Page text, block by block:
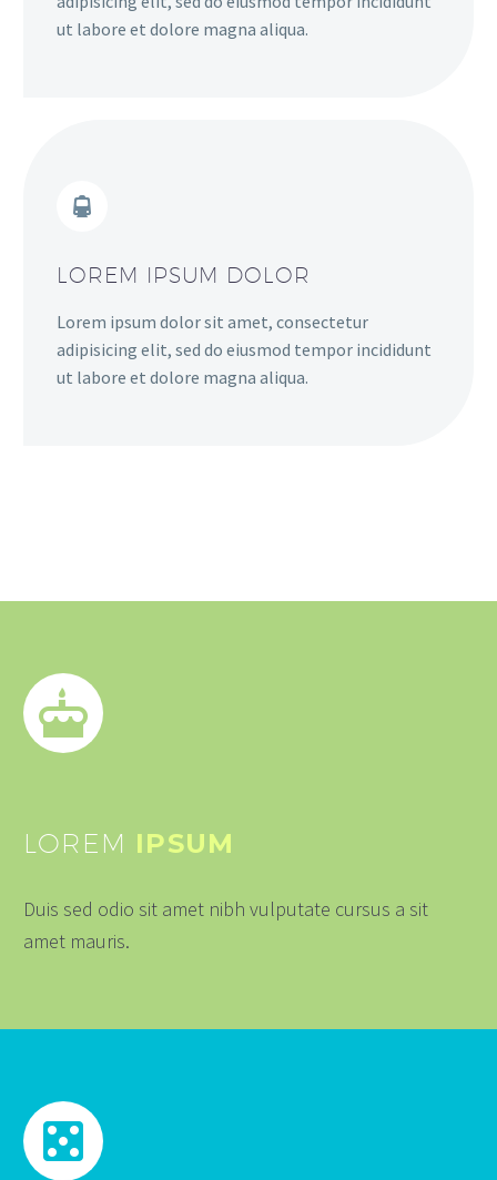
ut labore et dolore magna aliqua.
LOREM IPSUM DOLOR
Lorem ipsum dolor sit amet, consectetur
adipisicing elit, sed do eiusmod tempor incididunt
ut labore et dolore magna aliqua.
LOREM IPSUM
Duis sed odio sit amet nibh vulputate cursus a sit
amet mauris.